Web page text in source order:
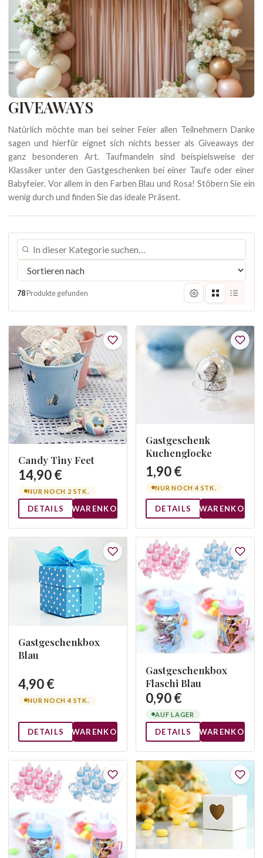
GIVEAWAYS
Natürlich möchte man bei seiner Feier allen Teilnehmern Danke
sagen und hierfür eignet sich nichts besser als Giveaways der
ganz besonderen Art. Taufmandeln sind beispielsweise der
Klassiker unter den Gastgeschenken bei einer Taufe oder einer
Babyfeier. Vor allem in den Farben Blau und Rosa! Stöbern Sie ein
wenig durch und finden Sie das ideale Präsent.
78 Produkte gefunden
Candy Tiny Feet
14,90 €
NUR NOCH 2 STK.
DETAILS WARENKORB
Gastgeschenk
Kuchenglocke
1,90 €
NUR NOCH 4 STK.
DETAILS WARENKORB
Gastgeschenkbox
Blau
4,90 €
NUR NOCH 4 STK.
DETAILS WARENKORB
Gastgeschenkbox
Flaschi Blau
0,90 €
AUF LAGER
DETAILS WARENKORB